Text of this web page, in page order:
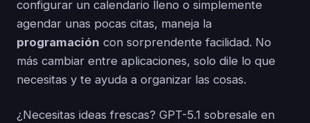
configurar un calendario lleno o simplemente
agendar unas pocas citas, maneja la
programación con sorprendente facilidad. No
más cambiar entre aplicaciones, solo dile lo que
necesitas y te ayuda a organizar las cosas.
¿Necesitas ideas frescas? GPT-5.1 sobresale en